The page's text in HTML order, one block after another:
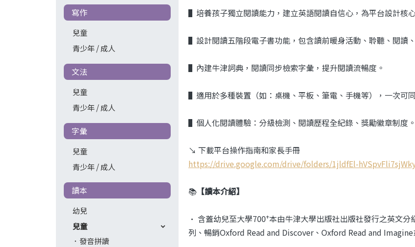
寫作
兒童
青少年 / 成人
文法
兒童
青少年 / 成人
字彙
兒童
青少年 / 成人
讀本
幼兒
兒童
發音拼讀
▌培養孩子獨立閱讀能力，建立英語閱讀自信心，為平台設計核
▌設計閱讀五階段電子書功能，包含讀前暖身活動、聆聽、閱讀
▌內建牛津詞典，閱讀同步檢索字彙，提升閱讀流暢度。
▌適用於多種裝置（如：桌機、平板、筆電、手機等），一次可
▌個人化閱讀體驗：分級檢測、閱讀歷程全紀錄、獎勵徽章制度。
↘ 下載平台操作指南和家長手冊
https://drive.google.com/drive/folders/1jldfEl-
📚 【讀本介紹】
• 含蓋幼兒至大學700+本由牛津大學出版社出版社發行之英文
列、暢銷Oxford Read and Discover、Oxford Read and Imagine